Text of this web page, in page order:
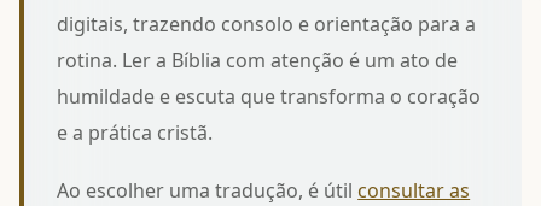
digitais, trazendo consolo e orientação para a
rotina. Ler a Bíblia com atenção é um ato de
humildade e escuta que transforma o coração
e a prática cristã.
Ao escolher uma tradução, é útil consultar as